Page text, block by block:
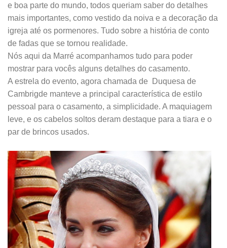
e boa parte do mundo, todos queriam saber do detalhes
mais importantes, como vestido da noiva e a decoração da
igreja até os pormenores. Tudo sobre a história de conto
de fadas que se tornou realidade.
Nós aqui da Marré acompanhamos tudo para poder
mostrar para vocês alguns detalhes do casamento.
A estrela do evento, agora chamada de
Duquesa de
Cambrigde manteve a principal característica de estilo
pessoal para o casamento, a simplicidade. A maquiagem
leve, e os cabelos soltos deram destaque para a tiara e o
par de brincos usados.